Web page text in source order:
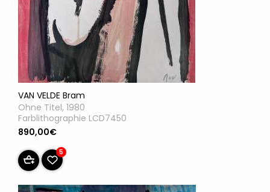
VAN VELDE Bram
Ohne Titel, 1980
Farblithographie LCD7450
890,00€
5